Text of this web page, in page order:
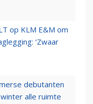
op KLM E&M om
‘Zwaar
debutanten
alle ruimte